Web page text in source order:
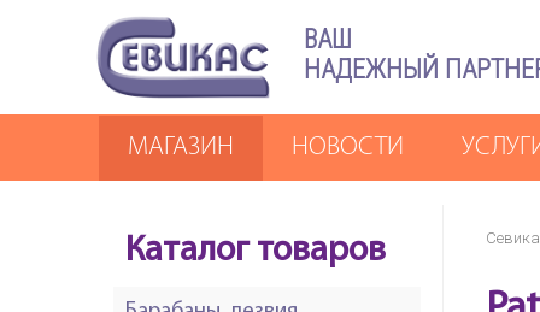
ВАШ
НАДЕЖНЫЙ
МАГАЗИН НОВОСТИ
Каталог товаров